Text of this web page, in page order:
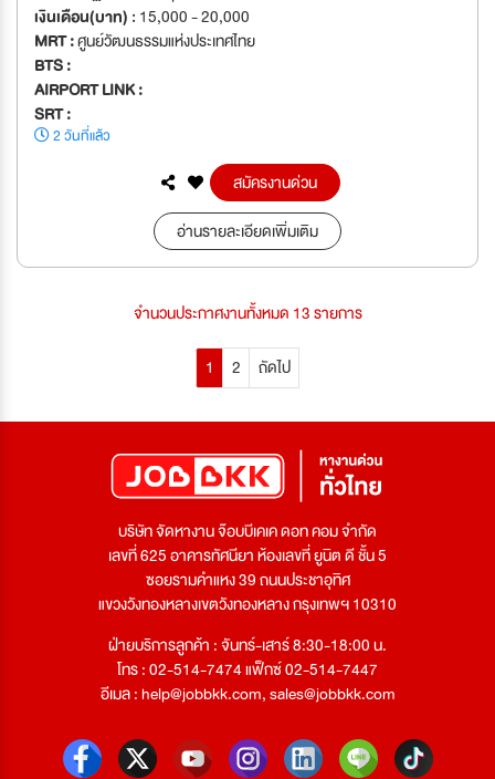
เงินเดือน(บาท) : 15,000 - 20,000
MRT :ศูนย์วัฒนธรรมแห่งประเทศไทย
BTS :
AIRPORT LINK :
SRT :
2 วันที่แล้ว
สมัครงานด่วน
อ่านรายละเอียดเพิ่มเติม
จำนวนประกาศงานทั้งหมด 13 รายการ
1 2 ถัดไป
บริษัท จัดหางาน จ๊อบบีเคเค ดอท คอม จำกัด
เลขที่ 625 อาคารทัศนียา ห้องเลขที่ ยูนิต ดี ชั้น 5
ซอยรามคำแหง 39 ถนนประชาอุทิศ
แขวงวังทองหลางเขตวังทองหลาง กรุงเทพฯ 10310
ฝ่ายบริการลูกค้า : จันทร์-เสาร์ 8:30-18:00 น.
โทร : 02-514-7474 แฟ็กซ์ 02-514-7447
อีเมล :help@jobbkk.com,sales@jobbkk.com